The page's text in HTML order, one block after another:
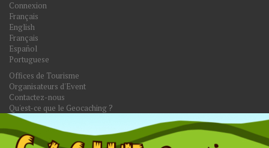
Connexion
Français
English
Français
Español
Portuguese
Offices de Tourisme
Organisateurs d'Event
Contactez-nous
Qu'est-ce que le Geocaching ?